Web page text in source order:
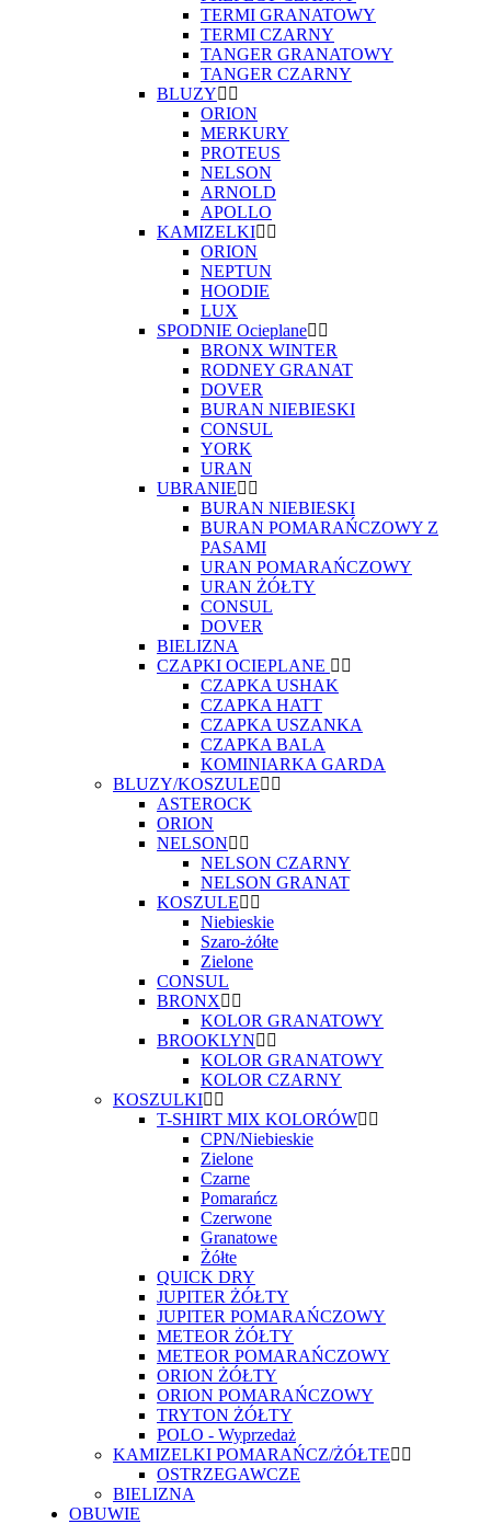
TERMI GRANATOWY
TERMI CZARNY
TANGER GRANATOWY
TANGER CZARNY
BLUZY
ORION
MERKURY
PROTEUS
NELSON
ARNOLD
APOLLO
KAMIZELKI
ORION
NEPTUN
HOODIE
LUX
SPODNIE Ocieplane
BRONX WINTER
RODNEY GRANAT
DOVER
BURAN NIEBIESKI
CONSUL
YORK
URAN
UBRANIE
BURAN NIEBIESKI
BURAN POMARAŃCZOWY Z
PASAMI
URAN POMARAŃCZOWY
URAN ŻÓŁTY
CONSUL
DOVER
BIELIZNA
CZAPKI OCIEPLANE
CZAPKA USHAK
CZAPKA HATT
CZAPKA USZANKA
CZAPKA BALA
KOMINIARKA GARDA
BLUZY/KOSZULE
ASTEROCK
ORION
NELSON
NELSON CZARNY
NELSON GRANAT
KOSZULE
Niebieskie
Szaro-żółte
Zielone
CONSUL
BRONX
KOLOR GRANATOWY
BROOKLYN
KOLOR GRANATOWY
KOLOR CZARNY
KOSZULKI
T-SHIRT MIX KOLORÓW
CPN/Niebieskie
Zielone
Czarne
Pomarańcz
Czerwone
Granatowe
Żółte
QUICK DRY
JUPITER ŻÓŁTY
JUPITER POMARAŃCZOWY
METEOR ŻÓŁTY
METEOR POMARAŃCZOWY
ORION ŻÓŁTY
ORION POMARAŃCZOWY
TRYTON ŻÓŁTY
POLO - Wyprzedaż
KAMIZELKI POMARAŃCZ/ŻÓŁTE
OSTRZEGAWCZE
BIELIZNA
OBUWIE